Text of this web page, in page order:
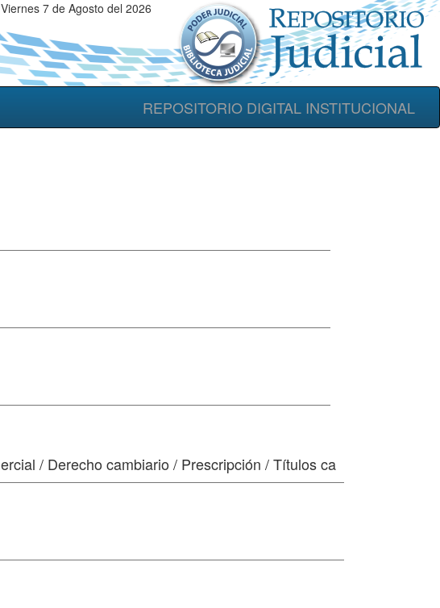
Viernes 7 de Agosto del 2026
REPOSITORIO DIGITAL INSTITUCIONAL